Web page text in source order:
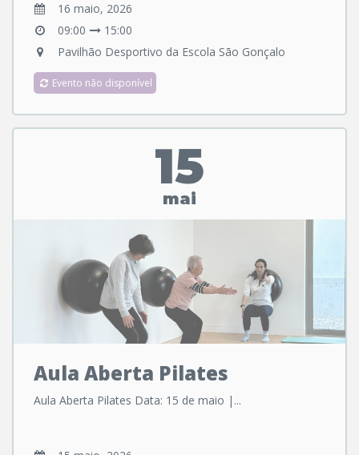
16 maio, 2026
09:00
15:00
Pavilhão Desportivo da Escola São Gonçalo
Evento não disponível
15
mai
Aula Aberta Pilates
Aula Aberta Pilates Data: 15 de maio |...